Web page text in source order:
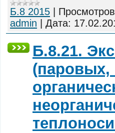
Б.8 2015
admin
Дата:
Б.8.21.
(паровых,